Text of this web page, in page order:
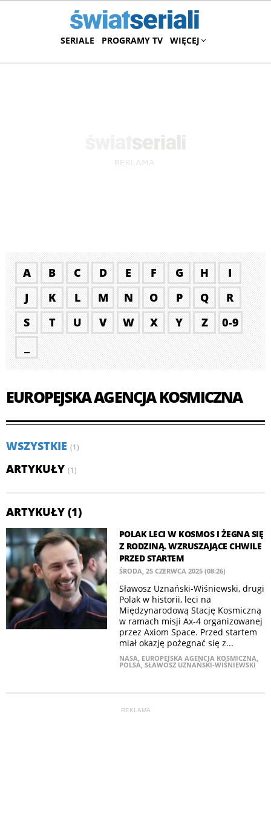
SERIALE PROGRAMY TV WIĘCEJ
A B C D E F G H
I
J
K L M N O P Q
R
S
T U V W X Y Z
0-9
EUROPEJSKA AGENCJA KOSMICZNA
WSZYSTKIE (1)
ARTYKUŁY (1)
ARTYKUŁY (1)
POLAK LECI W KOSMOS I ŻEGNA SIĘ
Z RODZINĄ. WZRUSZAJĄCE CHWILE
PRZED STARTEM
ŚRODA, 25 CZERWCA 2025 (08:26)
Sławosz Uznański-Wiśniewski, drugi
Polak w historii, leci na
Międzynarodową Stację Kosmiczną
w ramach misji Ax-4 organizowanej
przez Axiom Space. Przed startem
miał okazję pożegnać się z...
NASA, EUROPEJSKA AGENCJA KOSMICZNA,
POLSA, SŁAWOSZ UZNAŃSKI-WIŚNIEWSKI
REKLAMA